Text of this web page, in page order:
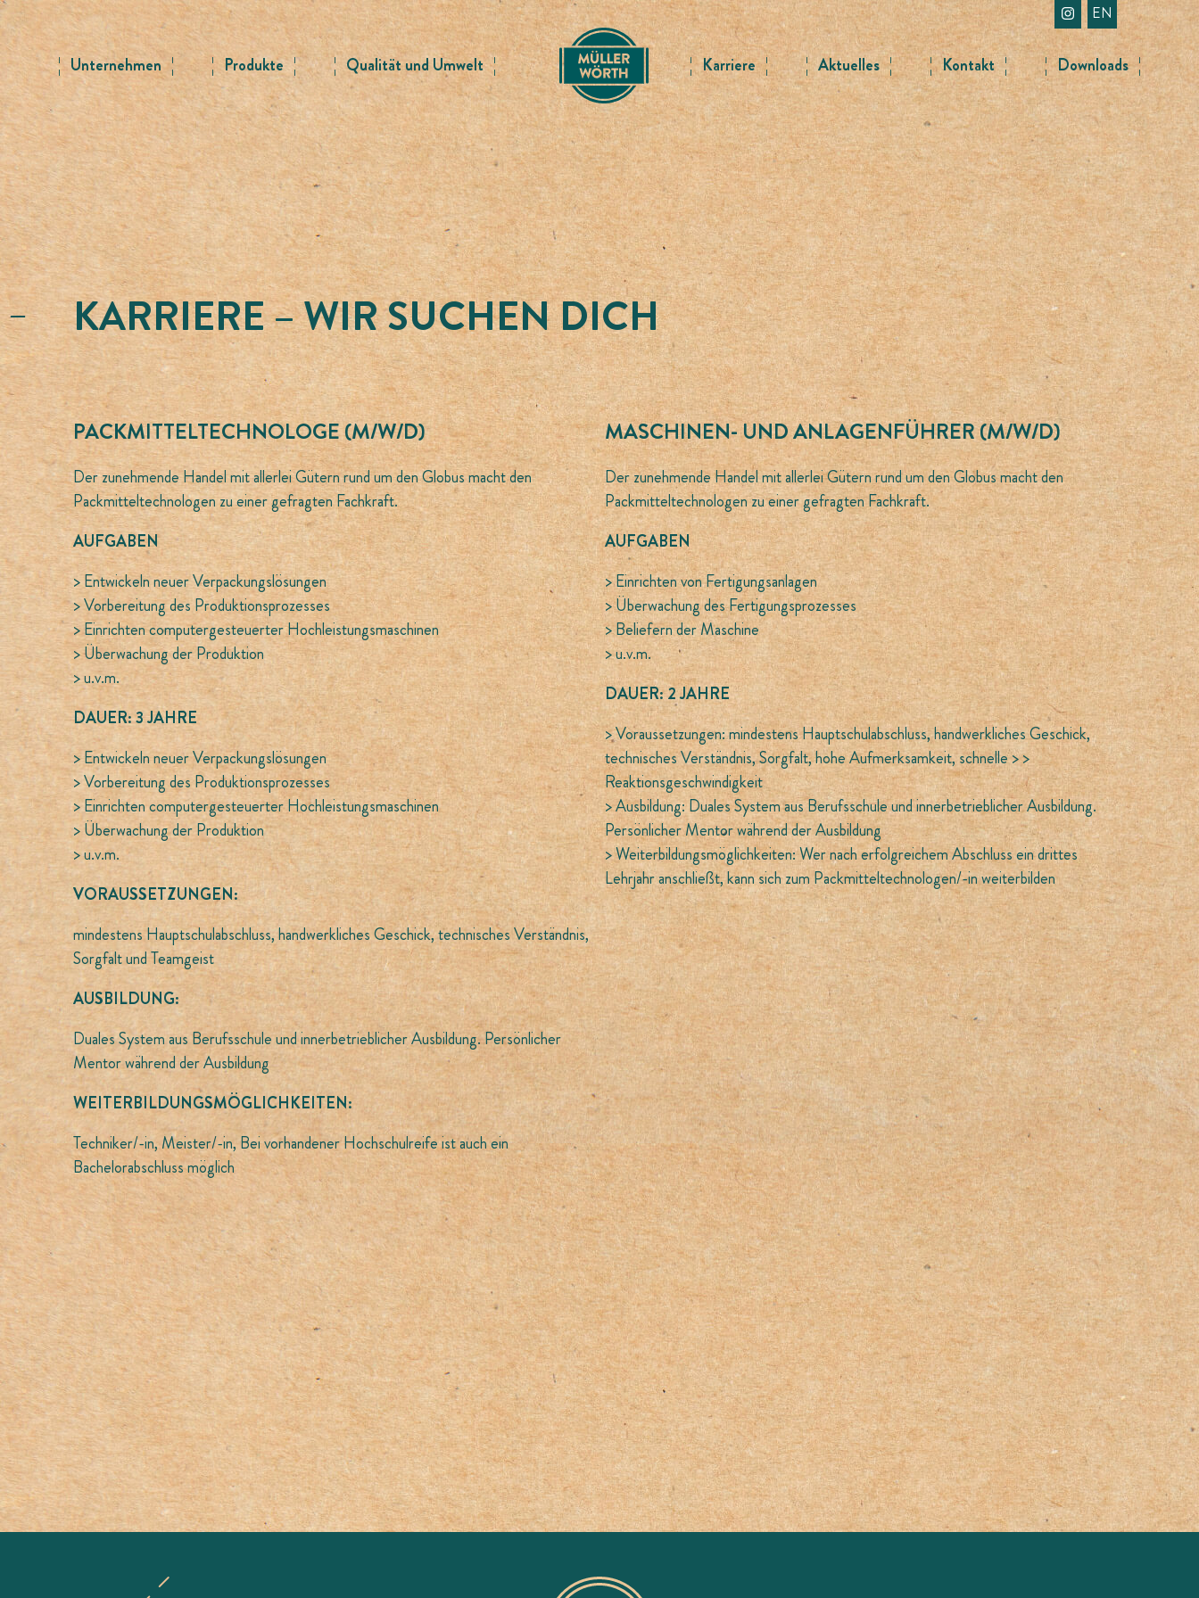
Skip
to
content
EN
Unternehmen Produkte Qualität und Umwelt Karriere Aktuelles Kontakt Downloads
KARRIERE – WIR SUCHEN DICH
PACKMITTELTECHNOLOGE (M/W/D)
Der zunehmende Handel mit allerlei Gütern rund um den Globus macht den
Packmitteltechnologen zu einer gefragten Fachkraft.
AUFGABEN
> Entwickeln neuer Verpackungslösungen
> Vorbereitung des Produktionsprozesses
> Einrichten computergesteuerter Hochleistungsmaschinen
> Überwachung der Produktion
> u.v.m.
DAUER: 3 JAHRE
> Entwickeln neuer Verpackungslösungen
> Vorbereitung des Produktionsprozesses
> Einrichten computergesteuerter Hochleistungsmaschinen
> Überwachung der Produktion
> u.v.m.
VORAUSSETZUNGEN:
mindestens Hauptschulabschluss, handwerkliches Geschick, technisches Verständnis,
Sorgfalt und Teamgeist
AUSBILDUNG:
Duales System aus Berufsschule und innerbetrieblicher Ausbildung. Persönlicher
Mentor während der Ausbildung
WEITERBILDUNGSMÖGLICHKEITEN:
Techniker/-in, Meister/-in, Bei vorhandener Hochschulreife ist auch ein
Bachelorabschluss möglich
MASCHINEN- UND ANLAGENFÜHRER (M/W/D)
Der zunehmende Handel mit allerlei Gütern rund um den Globus macht den
Packmitteltechnologen zu einer gefragten Fachkraft.
AUFGABEN
> Einrichten von Fertigungsanlagen
> Überwachung des Fertigungsprozesses
> Beliefern der Maschine
> u.v.m.
DAUER: 2 JAHRE
> Voraussetzungen: mindestens Hauptschulabschluss, handwerkliches Geschick,
technisches Verständnis, Sorgfalt, hohe Aufmerksamkeit, schnelle > >
Reaktionsgeschwindigkeit
> Ausbildung: Duales System aus Berufsschule und innerbetrieblicher Ausbildung.
Persönlicher Mentor während der Ausbildung
> Weiterbildungsmöglichkeiten: Wer nach erfolgreichem Abschluss ein drittes
Lehrjahr anschließt, kann sich zum Packmitteltechnologen/-in weiterbilden